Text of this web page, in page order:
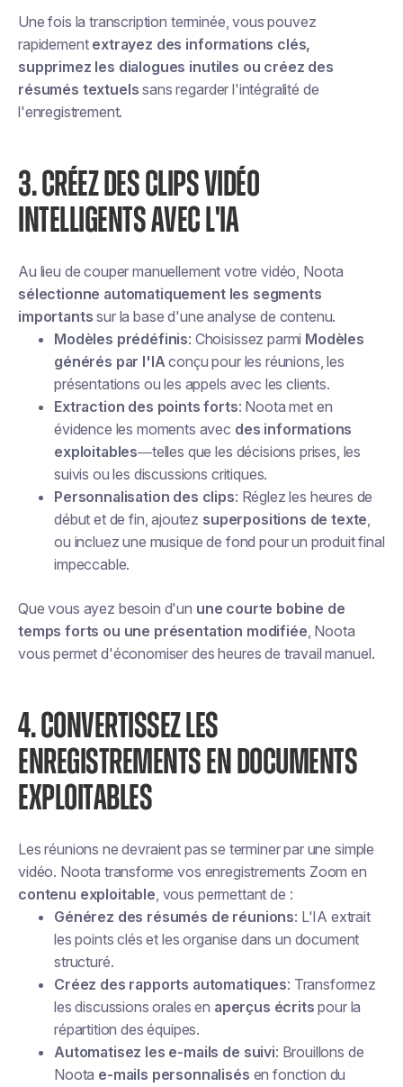
Une fois la transcription terminée, vous pouvez
rapidement extrayez des informations clés,
supprimez les dialogues inutiles ou créez des
résumés textuels sans regarder l'intégralité de
l'enregistrement.
3. CRÉEZ DES CLIPS VIDÉO
INTELLIGENTS AVEC L'IA
Au lieu de couper manuellement votre vidéo, Noota
sélectionne automatiquement les segments
importants sur la base d'une analyse de contenu.
Modèles prédéfinis: Choisissez parmi Modèles
générés par l'IAconçu pour les réunions, les
présentations ou les appels avec les clients.
Extraction des points forts: Noota met en
évidence les moments avec des informations
exploitables—telles que les décisions prises, les
suivis ou les discussions critiques.
Personnalisation des clips: Réglez les heures de
début et de fin, ajoutez superpositions de texte,
ou incluez une musique de fond pour un produit final
impeccable.
Que vous ayez besoin d'un une courte bobine de
temps forts ou une présentation modifiée, Noota
vous permet d'économiser des heures de travail manuel.
4. CONVERTISSEZ LES
ENREGISTREMENTS EN DOCUMENTS
EXPLOITABLES
Les réunions ne devraient pas se terminer par une simple
vidéo. Noota transforme vos enregistrements Zoom en
contenu exploitable, vous permettant de :
Générez des résumés de réunions: L'IA extrait
les points clés et les organise dans un document
structuré.
Créez des rapports automatiques: Transformez
les discussions orales en aperçus écrits pour la
répartition des équipes.
Automatisez les e-mails de suivi: Brouillons de
Noota e-mails personnalisés en fonction du